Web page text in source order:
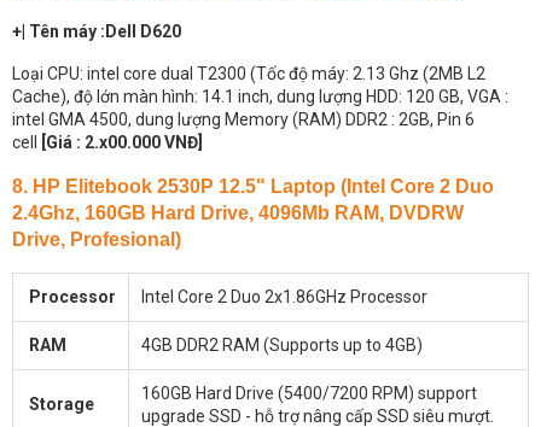
+| Tên máy :Dell D620
Loại CPU: intel core dual T2300 (Tốc độ máy: 2.13 Ghz (2MB L2
Cache), độ lớn màn hình: 14.1 inch, dung lượng HDD: 120 GB, VGA :
intel GMA 4500, dung lượng Memory (RAM) DDR2 : 2GB, Pin 6
cell
[Giá : 2.x00.000 VNĐ]
8. HP Elitebook 2530P 12.5" Laptop (Intel Core 2 Duo
2.4Ghz, 160GB Hard Drive, 4096Mb RAM, DVDRW
Drive, Profesional)
Processor Intel Core 2 Duo 2x1.86GHz Processor
RAM 4GB DDR2 RAM (Supports up to 4GB)
Storage
160GB Hard Drive (5400/7200 RPM) support
upgrade SSD - hỗ trợ nâng cấp SSD siêu mượt.